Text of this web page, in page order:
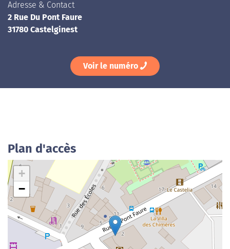
Adresse & Contact
2 Rue Du Pont Faure
31780 Castelginest
Voir le numéro
Plan d'accès
+
−